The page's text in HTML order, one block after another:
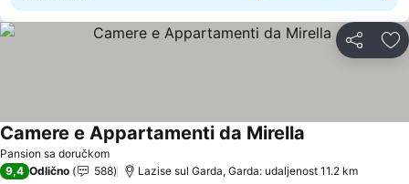
Deli
Pansion sa doručkom
Camere e Appartamenti da Mirella
9,4 Odlično 588 Lazise sul Garda, Garda: udaljenost 11.2 km